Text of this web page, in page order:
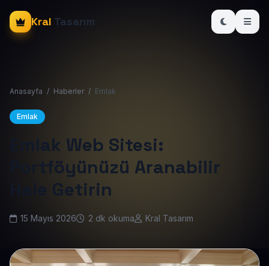
Kral Tasarım
Anasayfa / Haberler / Emlak
Emlak
Emlak Web Sitesi:
Portföyünüzü Aranabilir
Hale Getirin
15 Mayıs 2026 2 dk okuma Kral Tasarım